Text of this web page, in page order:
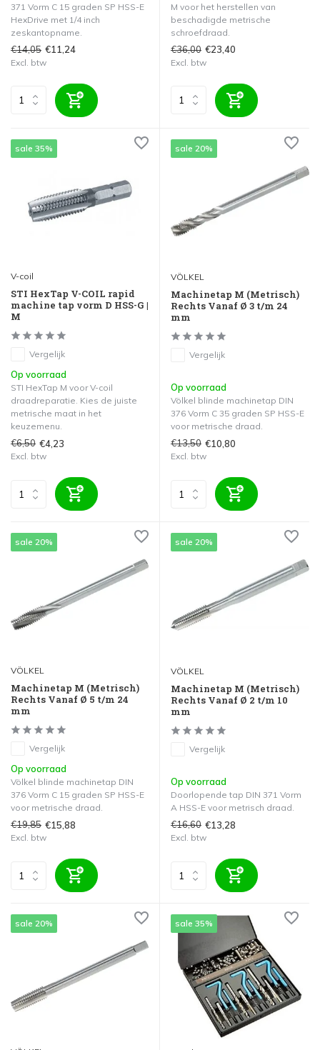
371 Vorm C 15 graden SP HSS-E
HexDrive met 1/4 inch
zeskantopname.
€14,05 €11,24
Excl. btw
M voor het herstellen van
beschadigde metrische
schroefdraad.
€36,00 €23,40
Excl. btw
sale 35%
V-coil
STI HexTap V-COIL rapid
machine tap vorm D HSS-G |
M
Vergelijk
Op voorraad
STI HexTap M voor V-coil
draadreparatie. Kies de juiste
metrische maat in het
keuzemenu.
€6,50 €4,23
Excl. btw
sale 20%
VÖLKEL
Machinetap M (Metrisch)
Rechts Vanaf Ø 3 t/m 24
mm
Vergelijk
Op voorraad
Völkel blinde machinetap DIN
376 Vorm C 35 graden SP HSS-E
voor metrische draad.
€13,50 €10,80
Excl. btw
sale 20%
VÖLKEL
Machinetap M (Metrisch)
Rechts Vanaf Ø 5 t/m 24
mm
Vergelijk
Op voorraad
Völkel blinde machinetap DIN
376 Vorm C 15 graden SP HSS-E
voor metrische draad.
€19,85 €15,88
Excl. btw
sale 20%
VÖLKEL
Machinetap M (Metrisch)
Rechts Vanaf Ø 2 t/m 10
mm
Vergelijk
Op voorraad
Doorlopende tap DIN 371 Vorm
A HSS-E voor metrisch draad.
€16,60 €13,28
Excl. btw
sale 20% sale 35%